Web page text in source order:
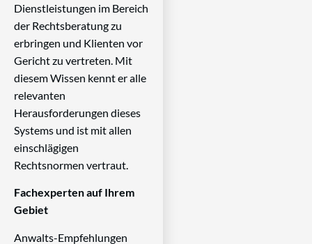
Dienstleistungen im Bereich
der Rechtsberatung zu
erbringen und Klienten vor
Gericht zu vertreten. Mit
diesem Wissen kennt er alle
relevanten
Herausforderungen dieses
Systems und ist mit allen
einschlägigen
Rechtsnormen vertraut.
Fachexperten auf Ihrem
Gebiet
Anwalts-Empfehlungen